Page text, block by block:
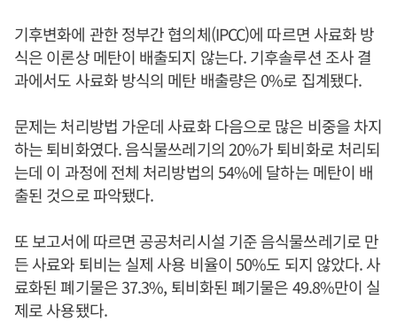
기후변화에 관한 정부간 협의체(IPCC)에 따르면 사료화 방
식은 이론상 메탄이 배출되지 않는다. 기후솔루션 조사 결
과에서도 사료화 방식의 메탄 배출량은 0%로 집계됐다.
문제는 처리방법 가운데 사료화 다음으로 많은 비중을 차지
하는 퇴비화였다. 음식물쓰레기의 20%가 퇴비화로 처리되
는데 이 과정에 전체 처리방법의 54%에 달하는 메탄이 배
출된 것으로 파악됐다.
또 보고서에 따르면 공공처리시설 기준 음식물쓰레기로 만
든 사료와 퇴비는 실제 사용 비율이 50%도 되지 않았다. 사
료화된 폐기물은 37.3%, 퇴비화된 폐기물은 49.8%만이 실
제로 사용됐다.